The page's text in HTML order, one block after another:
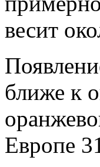
весит
ближе к
Европе